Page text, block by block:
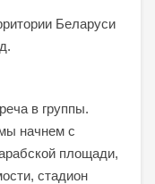
Беларуси
в группы.
начнем с
площади,
стадион